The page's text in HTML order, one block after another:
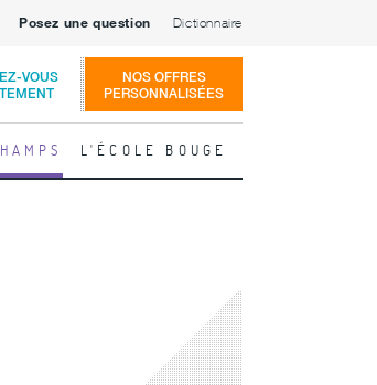
Posez une question Dictionnaire
VOUS
NOS OFFRES
PERSONNALISÉES
L'ÉCOLE BOUGE